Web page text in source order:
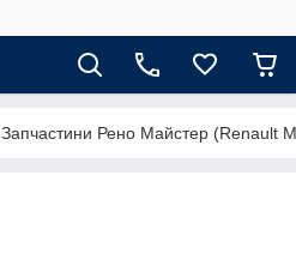
Запчастини Рено Майстер (Renault